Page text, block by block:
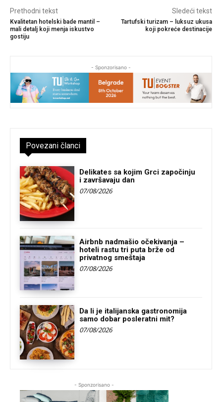
Prethodni tekst
Kvalitetan hotelski bade mantil –
mali detalj koji menja iskustvo
gostiju
Sledeći tekst
Tartufski turizam – luksuz ukusa
koji pokreće destinacije
- Sponzorisano -
Povezani članci
Delikates sa kojim Grci započinju
i završavaju dan
07/08/2026
Airbnb nadmašio očekivanja –
hoteli rastu tri puta brže od
privatnog smeštaja
07/08/2026
Da li je italijanska gastronomija
samo dobar posleratni mit?
07/08/2026
- Sponzorisano -